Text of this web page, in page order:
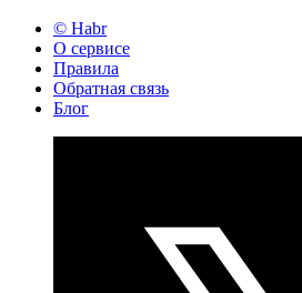
© Habr
О сервисе
Правила
Обратная связь
Блог